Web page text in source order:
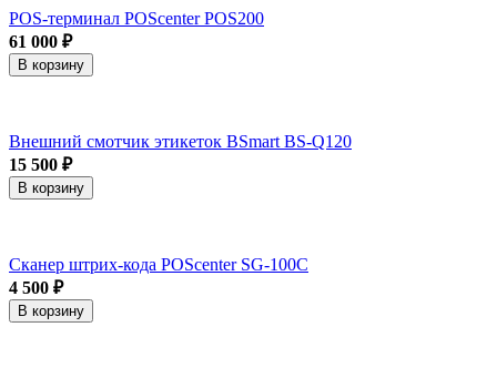
POS-терминал POScenter POS200
61 000 ₽
В корзину
Внешний смотчик этикеток BSmart BS-Q120
15 500 ₽
В корзину
Сканер штрих-кода POScenter SG-100C
4 500 ₽
В корзину